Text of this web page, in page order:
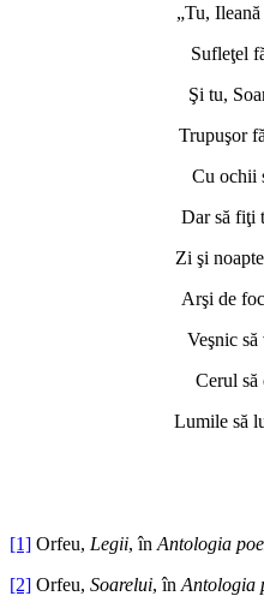
„Tu,
Sufleţel
Şi tu,
Trupuşor
Cu ochii
Dar să fiţi
Zi şi
Arşi de
Veşnic
Cerul să
Lumile să
[1] Orfeu, Legii, în Antologia
[2] Orfeu, Soarelui, în Antologia